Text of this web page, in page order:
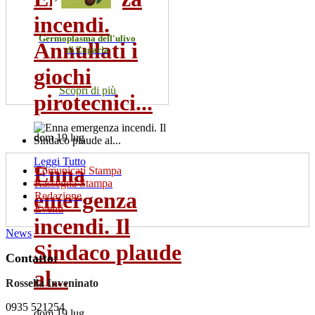
incendi.
Annullati i
giochi
pirotecnici...
dom 19 lug
Leggi Tutto
Enna
emergenza
incendi. Il
Sindaco plaude
al...
Germoplasma dell'ulivo
di Zagaria
Scopri di più
Comunicati Stampa
Rassegna Stampa
Redazione
Eventi
News
Contatto:
Rossella Inveninato
0935 521254